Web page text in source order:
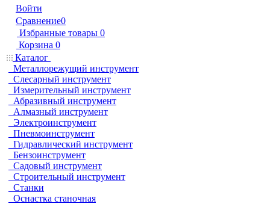
Войти
Сравнение0
Избранные товары 0
Корзина 0
Каталог
Металлорежущий инструмент
Слесарный инструмент
Измерительный инструмент
Абразивный инструмент
Алмазный инструмент
Электроинструмент
Пневмоинструмент
Гидравлический инструмент
Бензоинструмент
Садовый инструмент
Строительный инструмент
Станки
Оснастка станочная